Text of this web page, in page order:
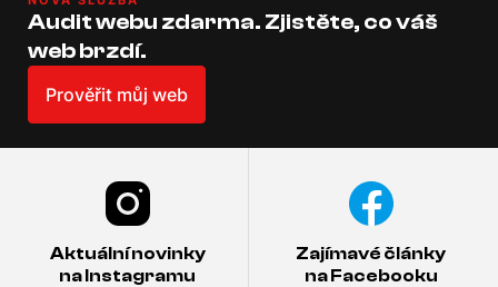
Audit webu zdarma. Zjistěte, co váš
web brzdí.
Prověřit můj web
Aktuální novinky
na Instagramu
Zajímavé články
na Facebooku